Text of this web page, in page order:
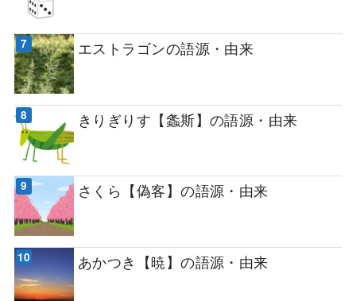
エストラゴンの語源・由来
きりぎりす【螽斯】の語源・由来
さくら【偽客】の語源・由来
あかつき【暁】の語源・由来